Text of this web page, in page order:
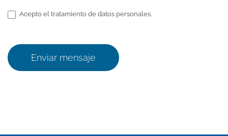
Acepto el tratamiento de datos personales.
Enviar mensaje